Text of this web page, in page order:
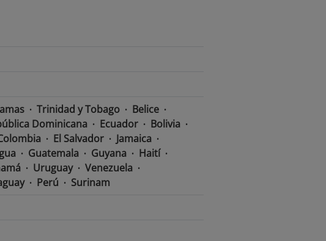
Trinidad y Tobago
Belice
Dominicana Ecuador
Bolivia
El Salvador
Jamaica
Guatemala Guyana
Haití
Uruguay
Venezuela
Perú
Surinam